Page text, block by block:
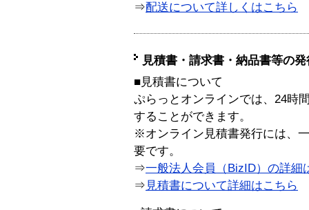
⇒配送について詳しくはこちら
見積書・請求書・納品書等の
■見積書について
ぷらっとオンラインでは、24時
することができます。
※オンライン見積書発行には、
要です。
⇒一般法人会員（BizID）の詳細
⇒ 見積書について詳細はこちら